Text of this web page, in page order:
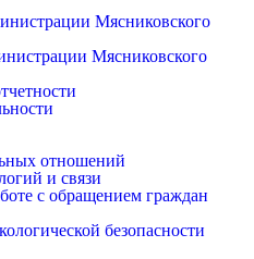
Мясниковского
Мясниковского
отношений
и связи
с обращением граждан
безопасности